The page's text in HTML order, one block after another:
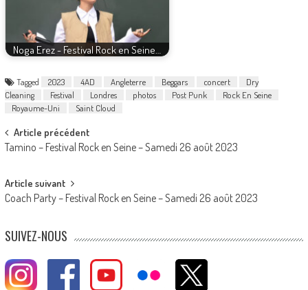
Noga Erez - Festival Rock en Seine…
Tagged 2023 4AD Angleterre Beggars concert
Dry
Cleaning
Festival Londres photos Post Punk
Rock En Seine
Royaume-Uni
Saint Cloud
Post
navigation
Article précédent
Tamino – Festival Rock en Seine – Samedi 26 août 2023
Article suivant
Coach Party – Festival Rock en Seine – Samedi 26 août 2023
SUIVEZ-NOUS